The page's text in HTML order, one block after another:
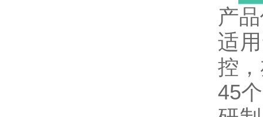
产
适
控
45